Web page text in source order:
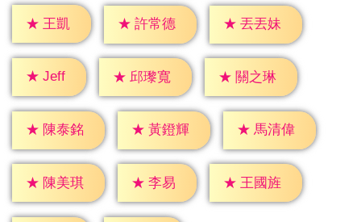
★ 王凱 ★ 許常德 ★ 丟丟妹
★ Jeff ★ 邱瓈寬 ★ 關之琳
★ 陳泰銘 ★ 黃鐙輝 ★ 馬清偉
★ 陳美琪 ★ 李易 ★ 王國旌